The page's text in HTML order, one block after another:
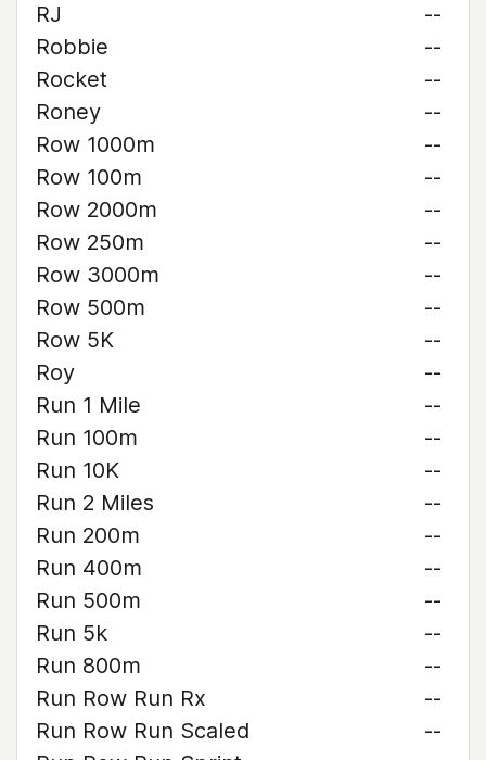
RJ
--
Robbie
--
Rocket
--
Roney
--
Row 1000m
--
Row 100m
--
Row 2000m
--
Row 250m
--
Row 3000m
--
Row 500m
--
Row 5K
--
Roy
--
Run 1 Mile
--
Run 100m
--
Run 10K
--
Run 2 Miles
--
Run 200m
--
Run 400m
--
Run 500m
--
Run 5k
--
Run 800m
--
Run Row Run Rx
--
Run Row Run Scaled
--